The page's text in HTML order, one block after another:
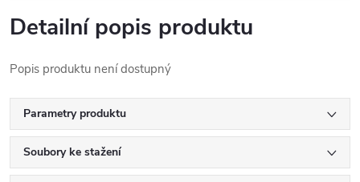
Detailní popis produktu
Popis produktu není dostupný
Parametry produktu
Soubory ke stažení